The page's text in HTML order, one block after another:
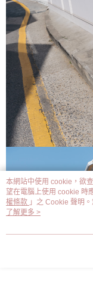
本網站中使用 cookie，欲
望在電腦上使用 cookie 時
權條款 」之 Cookie 聲明
用條款之 Cookie 聲明使用
了解更多 >